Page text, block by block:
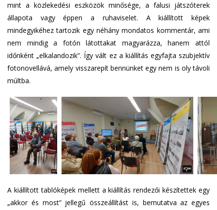
mint a közlekedési eszközök minősége, a falusi játszóterek
állapota vagy éppen a ruhaviselet. A kiállított képek
mindegyikéhez tartozik egy néhány mondatos kommentár, ami
nem mindig a fotón látottakat magyarázza, hanem attól
időnként „elkalandozik”. Így vált ez a kiállítás egyfajta szubjektív
fotonovellává, amely visszarepít bennünket egy nem is oly távoli
múltba.
A kiállított tablóképek mellett a kiállítás rendezői készítettek egy
„akkor és most” jellegű összeállítást is, bemutatva az egyes